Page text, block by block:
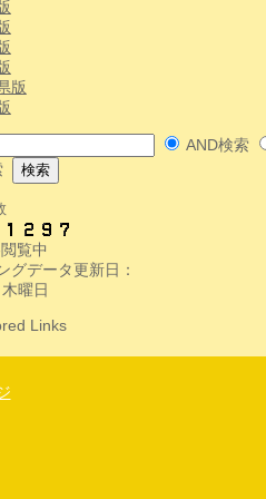
版
AND検索
覧中
グデータ更新日：
曜日
Links